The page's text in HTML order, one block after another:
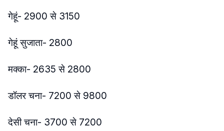
गेहूं- 2900 से 3150
गेहूं सुजाता- 2800
मक्का- 2635 से 2800
डॉलर चना- 7200 से 9800
देसी चना- 3700 से 7200